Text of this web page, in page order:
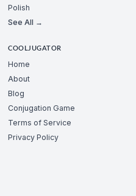
Polish
See All →
COOLJUGATOR
Home
About
Blog
Conjugation Game
Terms of Service
Privacy Policy